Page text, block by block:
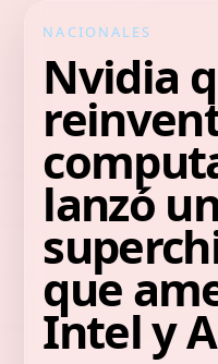
NACIONALES
Nvidia
lanzó
que
Intel y